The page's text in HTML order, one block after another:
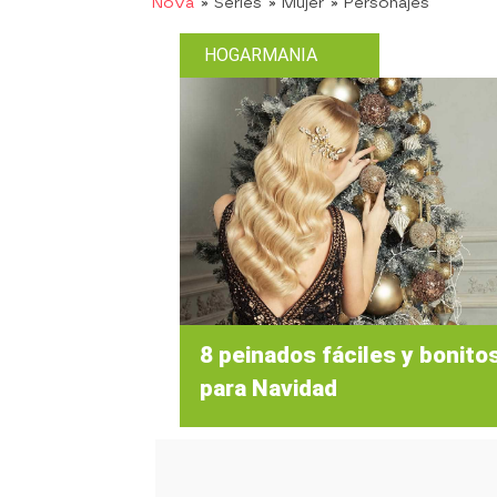
HOGARMANIA
8 peinados fáciles y
para Navidad